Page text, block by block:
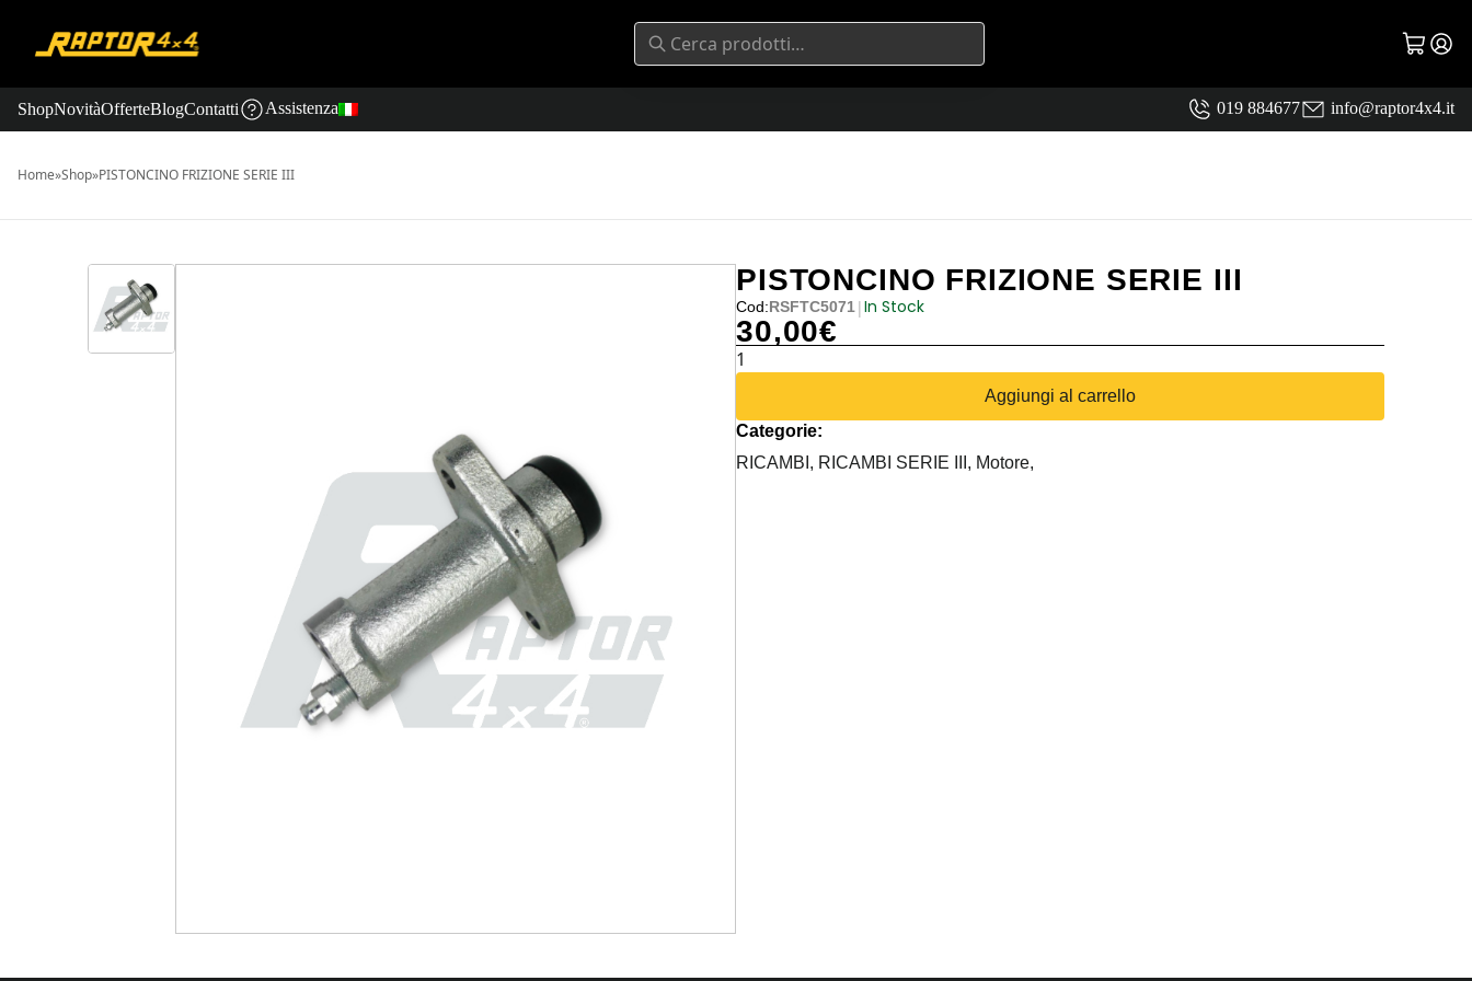
ShopNovitàOfferteBlogContatti Assistenza 019 884677 info@raptor4x4.it
Home»Shop»PISTONCINO FRIZIONE SERIE III
PISTONCINO FRIZIONE SERIE III
Cod:RSFTC5071 |In Stock
30,00€
PISTONCINO
III
quantità
Aggiungi al carrello
Categorie:
RICAMBI, RICAMBI SERIE III, Motore,